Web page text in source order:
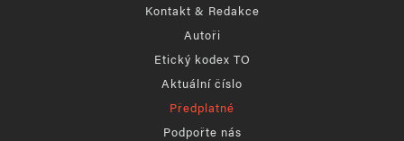
Kontakt & Redakce
Autoři
Etický kodex TO
Aktuální číslo
Předplatné
Podpořte nás